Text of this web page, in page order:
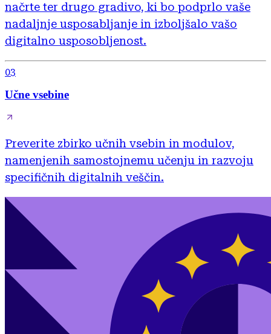
načrte ter drugo gradivo, ki bo podprlo vaše
nadaljnje usposabljanje in izboljšalo vašo
digitalno usposobljenost.
03
Učne vsebine
Preverite zbirko učnih vsebin in modulov,
namenjenih samostojnemu učenju in razvoju
specifičnih digitalnih veščin.